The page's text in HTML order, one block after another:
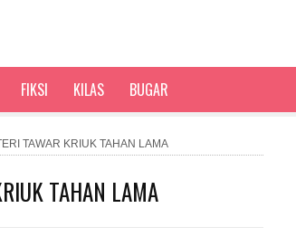
FIKSI KILAS BUGAR
TAWAR KRIUK TAHAN LAMA
TAHAN LAMA